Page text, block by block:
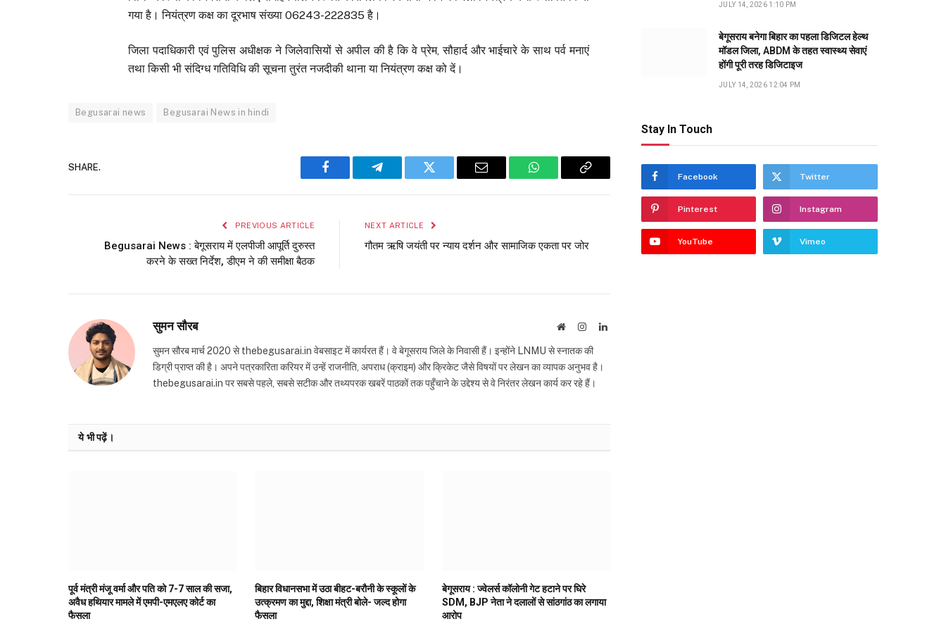
गया है। नियंत्रण कक्ष का दूरभाष संख्या 06243-222835 है।
जिला पदाधिकारी एवं पुलिस अधीक्षक ने जिलेवासियों से अपील की है कि वे प्रेम, सौहार्द और भाईचारे के साथ पर्व मनाएं
तथा किसी भी संदिग्ध गतिविधि की सूचना तुरंत नजदीकी थाना या नियंत्रण कक्ष को दें।
Begusarai news Begusarai News in hindi
SHARE.
Facebook Telegram Twitter Email WhatsAppCopy
PREVIOUS ARTICLE
Begusarai News : बेगूसराय में एलपीजी आपूर्ति दुरुस्त
करने के सख्त निर्देश, डीएम ने की समीक्षा बैठक
NEXT ARTICLE
गौतम ऋषि जयंती पर न्याय दर्शन और सामाजिक एकता पर जोर
सुमन सौरब WebsiteInstagramLinkedIn
सुमन सौरब मार्च 2020 से thebegusarai.in वेबसाइट में कार्यरत हैं। वे बेगूसराय जिले के निवासी हैं। इन्होंने LNMU से स्नातक की
डिग्री प्राप्त की है। अपने पत्रकारिता करियर में उन्हें राजनीति, अपराध (क्राइम) और क्रिकेट जैसे विषयों पर लेखन का व्यापक अनुभव है।
thebegusarai.in पर सबसे पहले, सबसे सटीक और तथ्यपरक खबरें पाठकों तक पहुँचाने के उद्देश्य से वे निरंतर लेखन कार्य कर रहे हैं।
ये भी पढ़ें।
पूर्व मंत्री मंजू वर्मा और पति को 7-7 साल की सजा,
अवैध हथियार मामले में एमपी-एमएलए कोर्ट का
फैसला
बिहार विधानसभा में उठा बीहट-बरौनी के स्कूलों के
उत्क्रमण का मुद्दा, शिक्षा मंत्री बोले- जल्द होगा
फैसला
बेगूसराय : ज्वेलर्स कॉलोनी गेट हटाने पर घिरे
SDM, BJP नेता ने दलालों से सांठगांठ का लगाया
आरोप
JULY 14, 2026 1:10 PM
बेगूसराय बनेगा बिहार का पहला डिजिटल हेल्थ
मॉडल जिला, ABDM के तहत स्वास्थ्य सेवाएं
होंगी पूरी तरह डिजिटाइज
JULY 14, 2026 12:04 PM
Stay In Touch
Facebook Twitter
Pinterest Instagram
YouTube Vimeo